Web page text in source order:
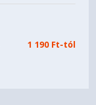
1 190 Ft-tól